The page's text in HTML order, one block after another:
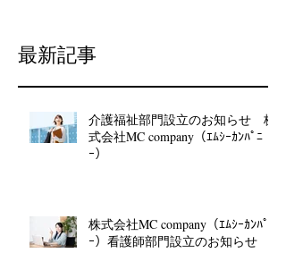
最新記事
介護福祉部門設立のお知らせ 株
式会社MC company（ｴﾑｼｰｶﾝﾊﾟﾆ
ｰ）
株式会社MC company（ｴﾑｼｰｶﾝﾊﾟﾆ
ｰ）看護師部門設立のお知らせ